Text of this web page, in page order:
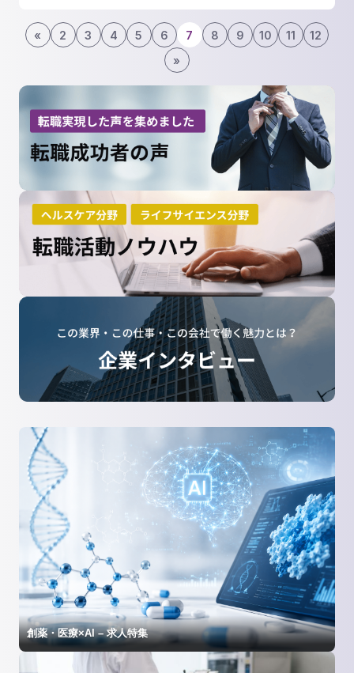
« 2 3 4 5 6 7 8 9 10 11
12
»
創薬・医療×AI – 求人特集